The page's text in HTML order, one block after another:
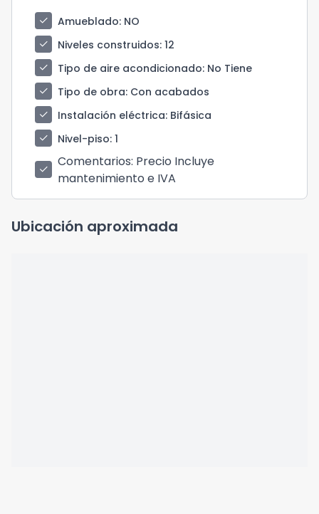
check Amueblado: NO
check
Niveles construidos: 12
check
Tipo de aire acondicionado: No Tiene
check
Tipo de obra: Con acabados
check
Instalación eléctrica: Bifásica
check
Nivel-piso: 1
check Comentarios: Precio Incluye
mantenimiento e IVA
Ubicación aproximada